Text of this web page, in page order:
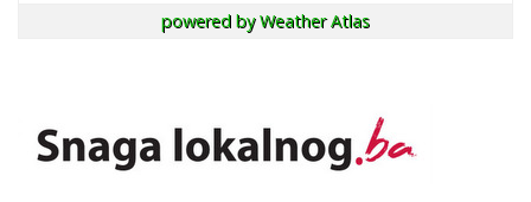
powered byWeather Atlas